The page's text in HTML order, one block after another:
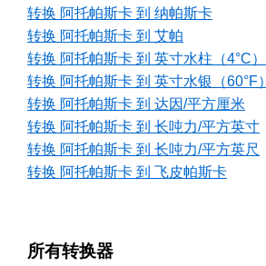
转换 阿托帕斯卡 到 纳帕斯卡
转换 阿托帕斯卡 到 艾帕
转换 阿托帕斯卡 到 英寸水柱（4°C）
转换 阿托帕斯卡 到 英寸水银（60°F）
转换 阿托帕斯卡 到 达因/平方厘米
转换 阿托帕斯卡 到 长吨力/平方英寸
转换 阿托帕斯卡 到 长吨力/平方英尺
转换 阿托帕斯卡 到 飞皮帕斯卡
所有转换器